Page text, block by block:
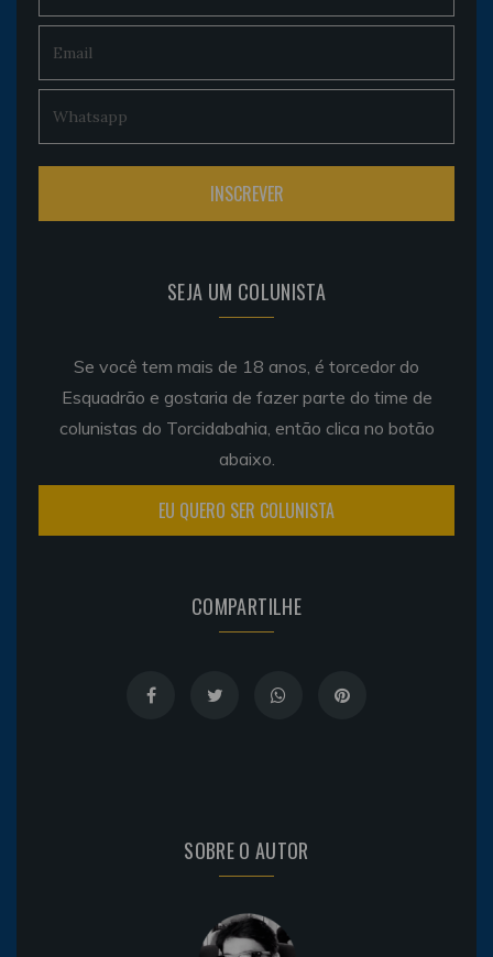
SEJA UM COLUNISTA
Se você tem mais de 18 anos, é torcedor do
Esquadrão e gostaria de fazer parte do time de
colunistas do Torcidabahia, então clica no botão
abaixo.
EU QUERO SER COLUNISTA
COMPARTILHE
SOBRE O AUTOR